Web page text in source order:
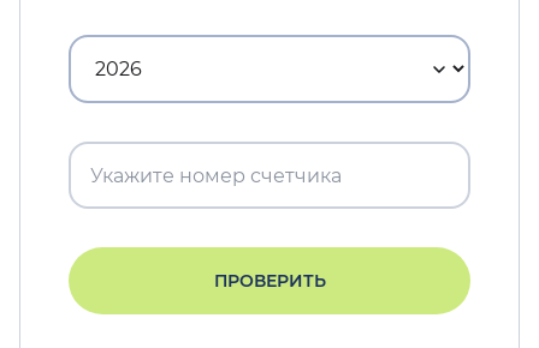
ПРОВЕРИТЬ